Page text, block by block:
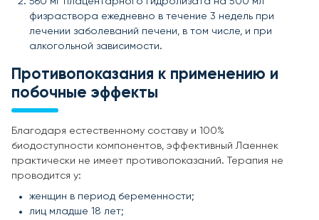
физраствора ежедневно в течение 3 недель при
лечении заболеваний печени, в том числе, и при
алкогольной зависимости.
Противопоказания к применению и
побочные эффекты
Благодаря естественному составу и 100%
биодоступности компонентов, эффективный Лаеннек
практически не имеет противопоказаний. Терапия не
проводится у:
женщин в период беременности;
лиц младше 18 лет;